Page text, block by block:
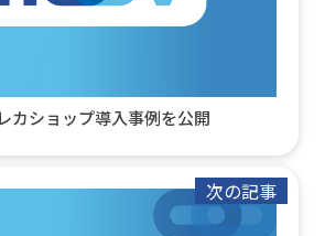
カショップ導入事例を公開
次の記事